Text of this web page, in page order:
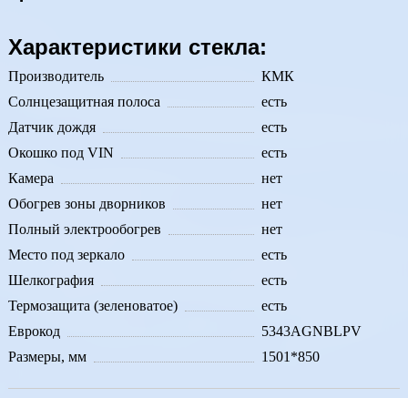
Характеристики стекла:
Производитель
КМК
Солнцезащитная полоса
есть
Датчик дождя
есть
Окошко под VIN
есть
Камера
нет
Обогрев зоны дворников
нет
Полный электрообогрев
нет
Место под зеркало
есть
Шелкография
есть
Термозащита (зеленоватое)
есть
Еврокод
5343AGNBLPV
Размеры, мм
1501*850